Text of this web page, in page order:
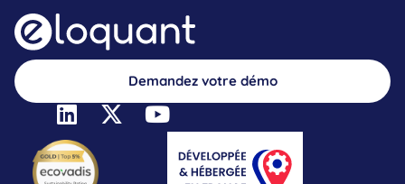
Demandez votre démo